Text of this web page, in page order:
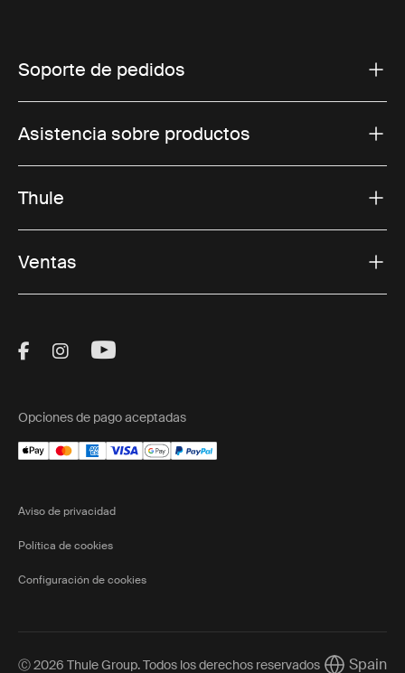
Soporte de pedidos
Asistencia sobre productos
Thule
Ventas
Visit Thule on Facebook (external link)
Visit Thule on Instagram (external link)
Visit Thule on Youtube (external
Opciones de pago aceptadas
Aviso de privacidad
Política de cookies
Configuración de cookies
Ⓒ 2026 Thule Group. Todos los derechos reservados Spain